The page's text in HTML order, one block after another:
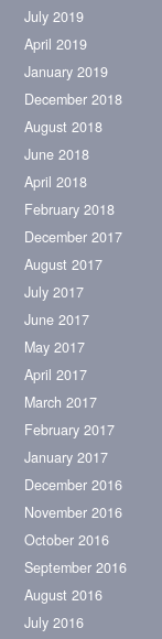
July 2019
April 2019
January 2019
December 2018
August 2018
June 2018
April 2018
February 2018
December 2017
August 2017
July 2017
June 2017
May 2017
April 2017
March 2017
February 2017
January 2017
December 2016
November 2016
October 2016
September 2016
August 2016
July 2016